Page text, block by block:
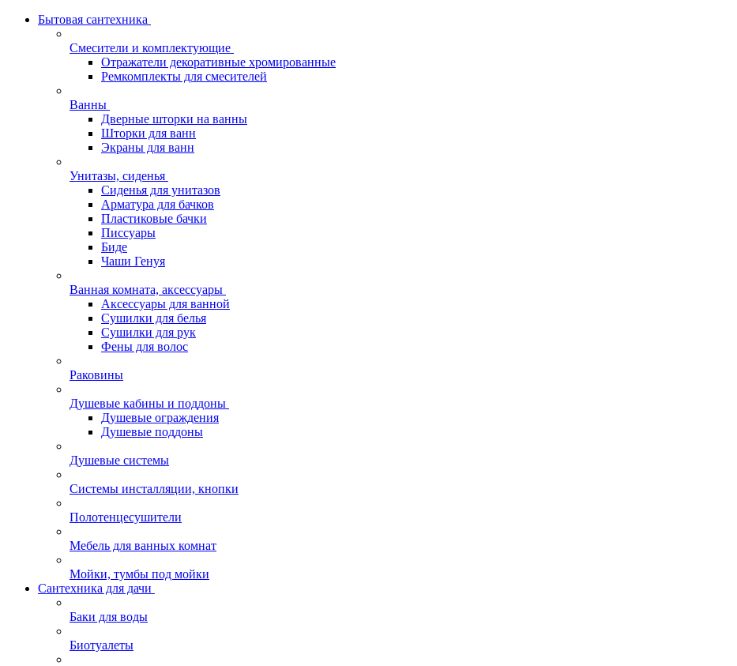
Бытовая сантехника
Смесители и комплектующие
Отражатели декоративные хромированные
Ремкомплекты для смесителей
Ванны
Дверные шторки на ванны
Шторки для ванн
Экраны для ванн
Унитазы, сиденья
Сиденья для унитазов
Арматура для бачков
Пластиковые бачки
Писсуары
Биде
Чаши Генуя
Ванная комната, аксессуары
Аксессуары для ванной
Сушилки для белья
Сушилки для рук
Фены для волос
Раковины
Душевые кабины и поддоны
Душевые ограждения
Душевые поддоны
Душевые системы
Системы инсталляции, кнопки
Полотенцесушители
Мебель для ванных комнат
Мойки, тумбы под мойки
Сантехника для дачи
Баки для воды
Биотуалеты